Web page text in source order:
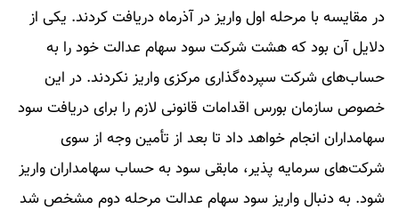
در مقایسه با مرحله اول واریز در آذرماه دریافت کردند. یکی از
دلایل آن بود که هشت شرکت سود سهام عدالت خود را به
حساب‌های شرکت سپرده‌گذاری مرکزی واریز نکردند. در این
خصوص سازمان بورس اقدامات قانونی لازم را برای دریافت سود
سهامداران انجام خواهد داد تا بعد از تأمین وجه از سوی
شرکت‌های سرمایه پذیر، مابقی سود به حساب سهامداران واریز
شود. به دنبال واریز سود سهام عدالت مرحله دوم مشخص شد